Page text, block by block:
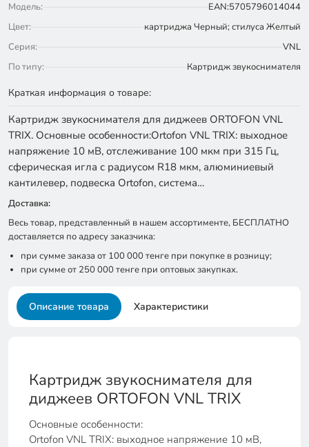
Модель:
EAN:5705796014044
Цвет:
картриджа Черный; стилуса Желтый
Серия:
VNL
По типу:
Картридж звукоснимателя
Краткая информация о товаре:
Картридж звукоснимателя для диджеев ORTOFON VNL
TRIX. Основные особенности:Ortofon VNL TRIX: выходное
напряжение 10 мВ, отслеживание 100 мкм при 315 Гц,
сферическая игла с радиусом R18 мкм, алюминиевый
кантилевер, подвеска Ortofon, система…
Доставка:
Весь товар, представленный в нашем ассортименте, БЕСПЛАТНО
доставляется по адресу заказчика:
при сумме заказа от 100 000 тенге при покупке в розницу;
при сумме от 250 000 тенге при оптовых закупках.
Описание товара Характеристики
Картридж звукоснимателя для
диджеев ORTOFON VNL TRIX
Основные особенности:
Ortofon VNL TRIX: выходное напряжение 10 мВ,